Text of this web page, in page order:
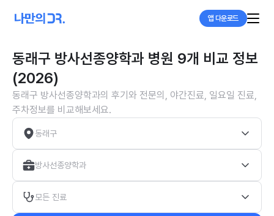
앱 다운로드
동래구 방사선종양학과 병원 9개 비교 정보
(2026)
동래구 방사선종양학과의 후기와 전문의, 야간진료, 일요일 진료,
주차정보를 비교해보세요.
동래구
방사선종양학과
모든 진료